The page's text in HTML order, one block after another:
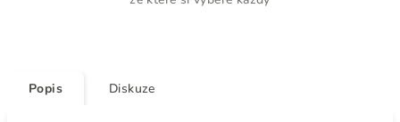
Popis Diskuze